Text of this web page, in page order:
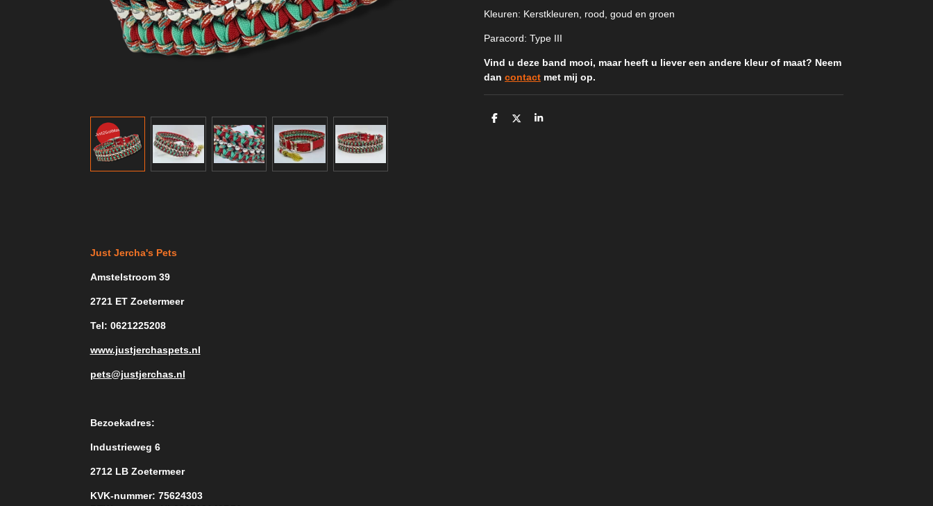
Kleuren: Kerstkleuren, rood, goud en groen
Paracord: Type III
Vind u deze band mooi, maar heeft u liever een andere kleur of maat? Neem
dan contact met mij op.
D
D
S
Just Jercha's Pets
Amstelstroom 39
2721 ET Zoetermeer
Tel: 0621225208
www.justjerchaspets.nl
pets@justjerchas.nl
Bezoekadres:
Industrieweg 6
2712 LB Zoetermeer
KVK-nummer: 75624303